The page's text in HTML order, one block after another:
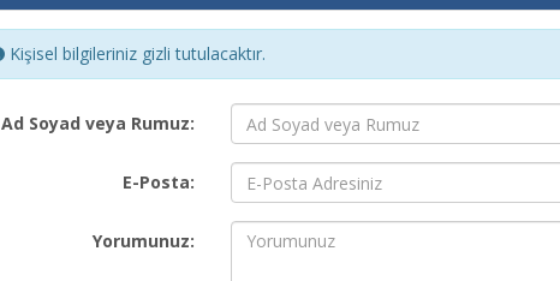
Kişisel bilgileriniz gizli tutulacaktır.
Ad Soyad veya Rumuz:
E-Posta:
Yorumunuz: